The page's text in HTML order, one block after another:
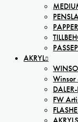
AKRYL
Winsor
FW